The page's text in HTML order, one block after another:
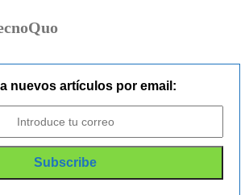
nuevos artículos por email: